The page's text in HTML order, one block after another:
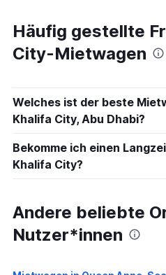
Häufig gestellte
City-Mietwagen
Welches ist der beste
Khalifa City, Abu Dhabi?
Bekomme ich einen
Khalifa City?
Andere beliebte
Nutzer*innen